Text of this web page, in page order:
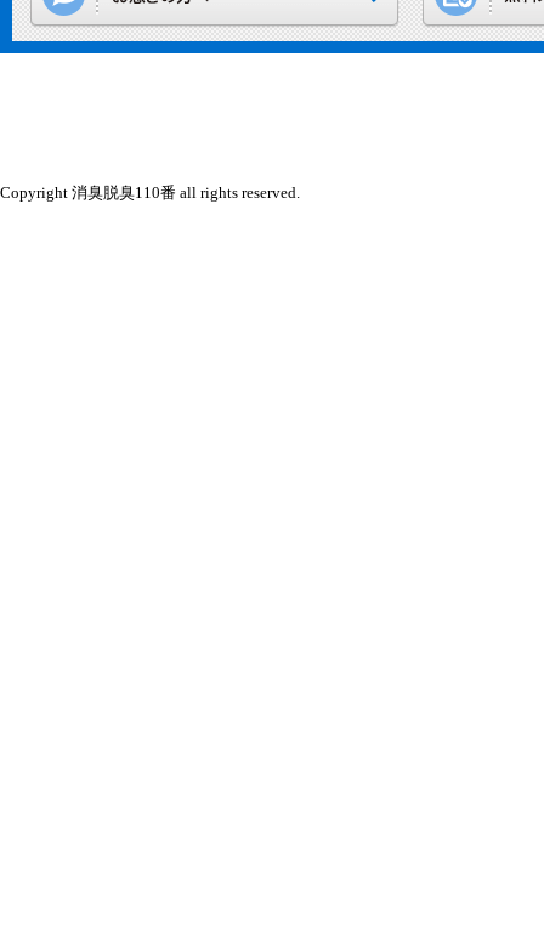
Copyright 消臭脱臭110番 all rights reserved.